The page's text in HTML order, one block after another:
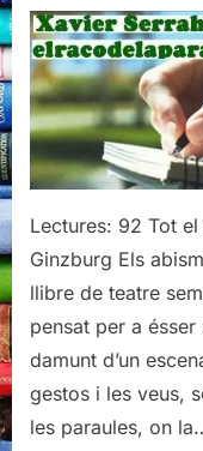
Lectures: 92 Tot
Ginzburg Els
llibre de teatre
pensat per a
damunt d’un
gestos i les veus,
les paraules, on